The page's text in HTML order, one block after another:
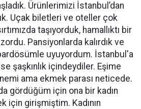
Ürünlerimizi İstanbul’dan
Uçak biletleri ve oteller çok
taşıyorduk, hamallıktı bir
Pansiyonlarda kalırdık ve
uyuyordum. İstanbul'a
şaşkınlık içindeydiler. Eşime
ama ekmek parası neticede.
gördüğüm için ona bir kadın
için girişmiştim. Kadının